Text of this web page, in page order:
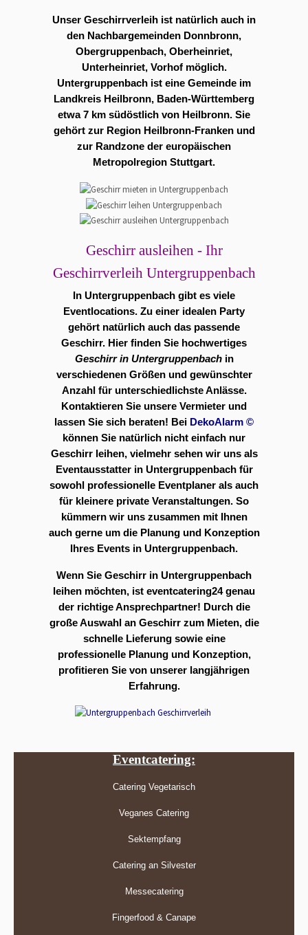
Unser Geschirrverleih ist natürlich auch in
den Nachbargemeinden Donnbronn,
Obergruppenbach, Oberheinriet,
Unterheinriet, Vorhof möglich.
Untergruppenbach ist eine Gemeinde im
Landkreis Heilbronn, Baden-Württemberg
etwa 7 km südöstlich von Heilbronn. Sie
gehört zur Region Heilbronn-Franken und
zur Randzone der europäischen
Metropolregion Stuttgart.
Geschirr ausleihen - Ihr
Geschirrverleih Untergruppenbach
In Untergruppenbach gibt es viele
Eventlocations. Zu einer idealen Party
gehört natürlich auch das passende
Geschirr. Hier finden Sie hochwertiges
Geschirr in Untergruppenbachin
verschiedenen Größen und gewünschter
Anzahl für unterschiedlichste Anlässe.
Kontaktieren Sie unsere Vermieter und
lassen Sie sich beraten! Bei DekoAlarm ©
können Sie natürlich nicht einfach nur
Geschirr leihen, vielmehr sehen wir uns als
Eventausstatter in Untergruppenbach für
sowohl professionelle Eventplaner als auch
für kleinere private Veranstaltungen. So
kümmern wir uns zusammen mit Ihnen
auch gerne um die Planung und Konzeption
Ihres Events in Untergruppenbach.
Wenn Sie Geschirr in Untergruppenbach
leihen möchten, ist eventcatering24 genau
der richtige Ansprechpartner! Durch die
große Auswahl an Geschirr zum Mieten, die
schnelle Lieferung sowie eine
professionelle Planung und Konzeption,
profitieren Sie von unserer langjährigen
Erfahrung.
Eventcatering:
Catering Vegetarisch
Veganes Catering
Sektempfang
Catering an Silvester
Messecatering
Fingerfood & Canape